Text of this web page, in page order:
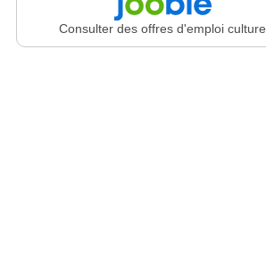
Consulter des offres d'emploi culture